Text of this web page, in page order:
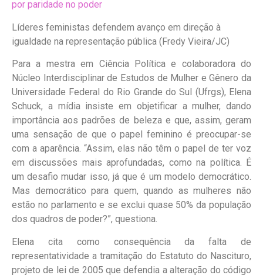
Líderes feministas defendem avanço em direção à
igualdade na representação pública (Fredy Vieira/JC)
Para a mestra em Ciência Política e colaboradora do
Núcleo Interdisciplinar de Estudos de Mulher e Gênero da
Universidade Federal do Rio Grande do Sul (Ufrgs), Elena
Schuck, a mídia insiste em objetificar a mulher, dando
importância aos padrões de beleza e que, assim, geram
uma sensação de que o papel feminino é preocupar-se
com a aparência. “Assim, elas não têm o papel de ter voz
em discussões mais aprofundadas, como na política. É
um desafio mudar isso, já que é um modelo democrático.
Mas democrático para quem, quando as mulheres não
estão no parlamento e se exclui quase 50% da população
dos quadros de poder?”, questiona.
Elena cita como consequência da falta de
representatividade a tramitação do Estatuto do Nascituro,
projeto de lei de 2005 que defendia a alteração do código